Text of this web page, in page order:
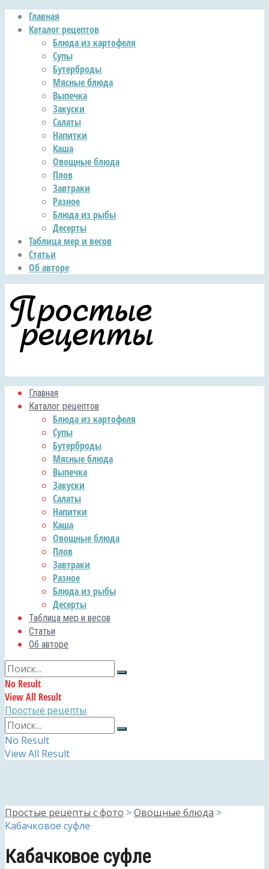
Главная
Каталог рецептов
Блюда из картофеля
Супы
Бутерброды
Мясные блюда
Выпечка
Закуски
Салаты
Напитки
Каша
Овощные блюда
Плов
Завтраки
Разное
Блюда из рыбы
Десерты
Таблица мер и весов
Статьи
Об авторе
Главная
Каталог рецептов
Блюда из картофеля
Супы
Бутерброды
Мясные блюда
Выпечка
Закуски
Салаты
Напитки
Каша
Овощные блюда
Плов
Завтраки
Разное
Блюда из рыбы
Десерты
Таблица мер и весов
Статьи
Об авторе
No Result
View All Result
Простые рецепты
No Result
View All Result
Простые рецепты с фото >Овощные блюда >
Кабачковое суфле
Кабачковое суфле